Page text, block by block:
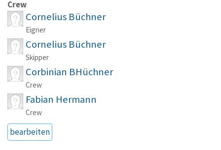
Crew
Cornelius Büchner
Eigner
Cornelius Büchner
Skipper
Corbinian BHüchner
Crew
Fabian Hermann
Crew
bearbeiten